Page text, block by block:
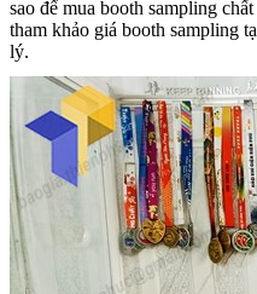
sao để mua booth sampling
tham khảo giá booth sampling
lý.